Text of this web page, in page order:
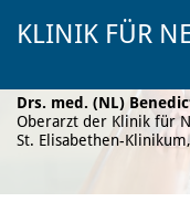
KLINIK FÜR
Drs. med. (NL)
Oberarzt der Klinik für
St. Elisabethen-